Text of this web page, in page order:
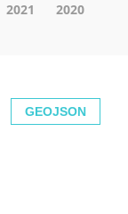
2021
2020
GEOJSON